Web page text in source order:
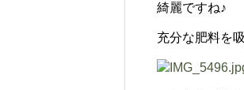
綺麗ですね♪
充分な肥料を